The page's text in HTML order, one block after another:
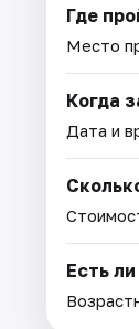
Где
Место
Когда
Дата и
Есть